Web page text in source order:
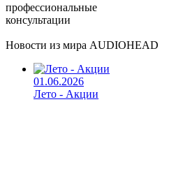
профессиональные
консультации
Новости из мира AUDIOHEAD
01.06.2026
Лето - Акции